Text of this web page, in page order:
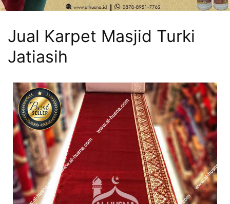
Jual Karpet Masjid Turki
Jatiasih